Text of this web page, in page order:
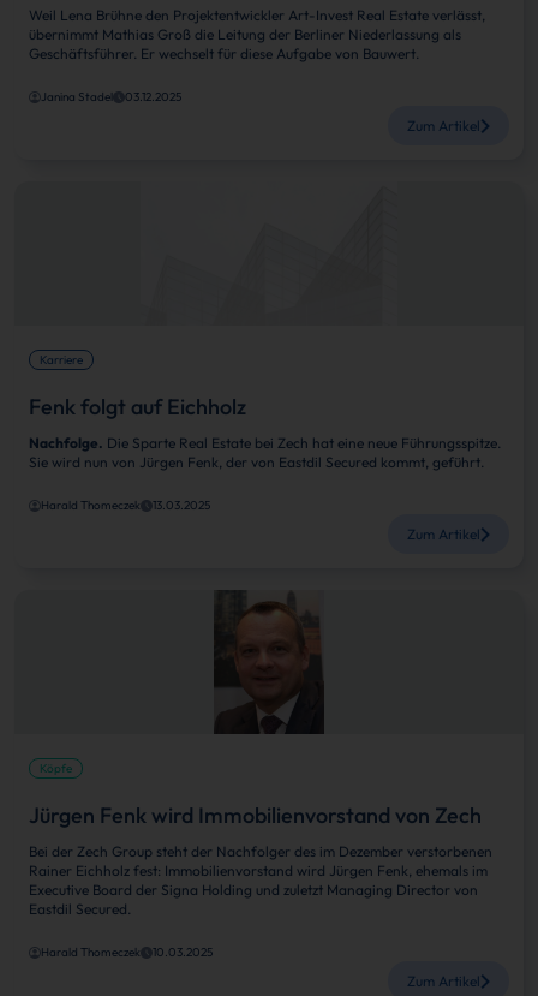
Weil Lena Brühne den Projektentwickler Art-Invest Real Estate verlässt,
übernimmt Mathias Groß die Leitung der Berliner Niederlassung als
Geschäftsführer. Er wechselt für diese Aufgabe von Bauwert.
Janina Stadel 03.12.2025
Zum Artikel
Karriere
Fenk folgt auf Eichholz
Nachfolge. Die Sparte Real Estate bei Zech hat eine neue Führungsspitze.
Sie wird nun von Jürgen Fenk, der von Eastdil Secured kommt, geführt.
Harald Thomeczek 13.03.2025
Zum Artikel
Köpfe
Jürgen Fenk wird Immobilienvorstand von Zech
Bei der Zech Group steht der Nachfolger des im Dezember verstorbenen
Rainer Eichholz fest: Immobilienvorstand wird Jürgen Fenk, ehemals im
Executive Board der Signa Holding und zuletzt Managing Director von
Eastdil Secured.
Harald Thomeczek 10.03.2025
Zum Artikel